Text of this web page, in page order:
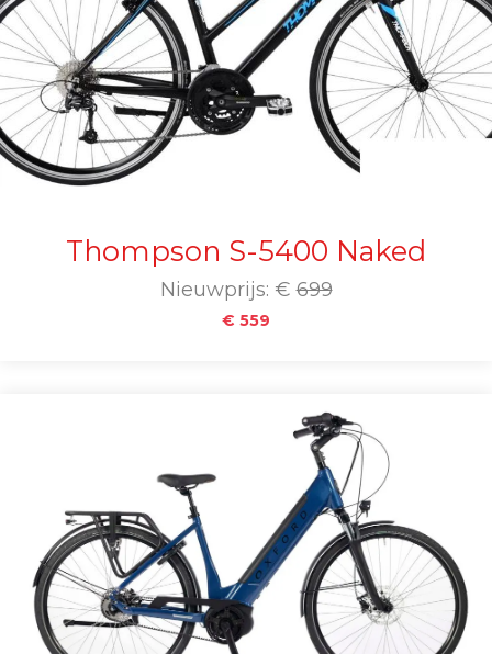
Thompson S-5400 Naked
Nieuwprijs: €699
€ 559